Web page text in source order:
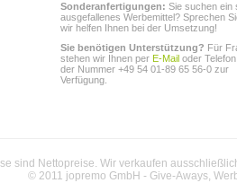
Sonderanfertigungen: Sie suchen ein
ausgefallenes Werbemittel? Sprechen
wir helfen Ihnen bei der Umsetzung!
Sie benötigen Unterstützung? Für
stehen wir Ihnen per E-Mail oder
der Nummer +49 54 01-89 65 56-0 zur
Verfügung.
sind Nettopreise. Wir verkaufen
© 2011 jopremo GmbH - Give-Aways,